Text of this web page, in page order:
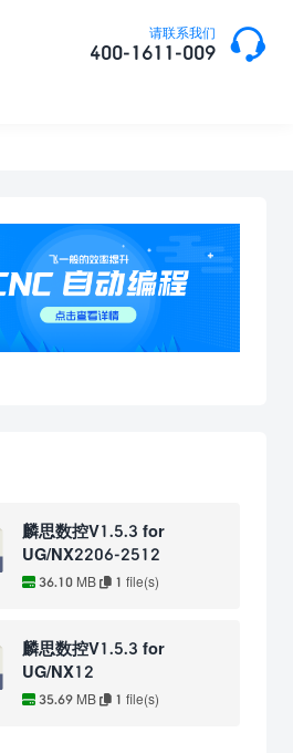
请联系我们
400-1611-009 
麟思数控V1.5.3 for
UG/NX2206-2512
36.10 MB 1 file(s)
麟思数控V1.5.3 for
UG/NX12
35.69 MB 1 file(s)